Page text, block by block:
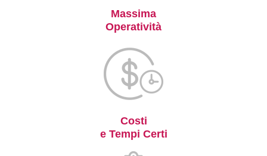
Massima
Operatività
Costi
e Tempi Certi